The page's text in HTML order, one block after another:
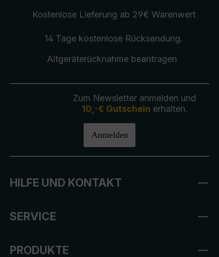
Kostenlose Lieferung ab 29€ Warenwert
14 Tage kostenlose Rücksendung.
Altgeräterücknahmebeantragen
Zum Newsletter anmelden und
10,-€ Gutschein erhalten.
Anmelden
HILFE UND KONTAKT
SERVICE
PRODUKTE